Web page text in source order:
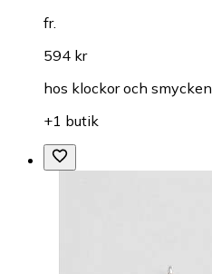
fr.
594 kr
hos klockor och smycken
+1 butik